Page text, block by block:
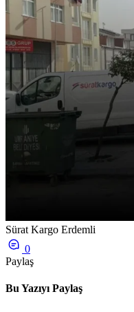
Sürat Kargo Erdemli
0
Paylaş
Bu Yazıyı Paylaş